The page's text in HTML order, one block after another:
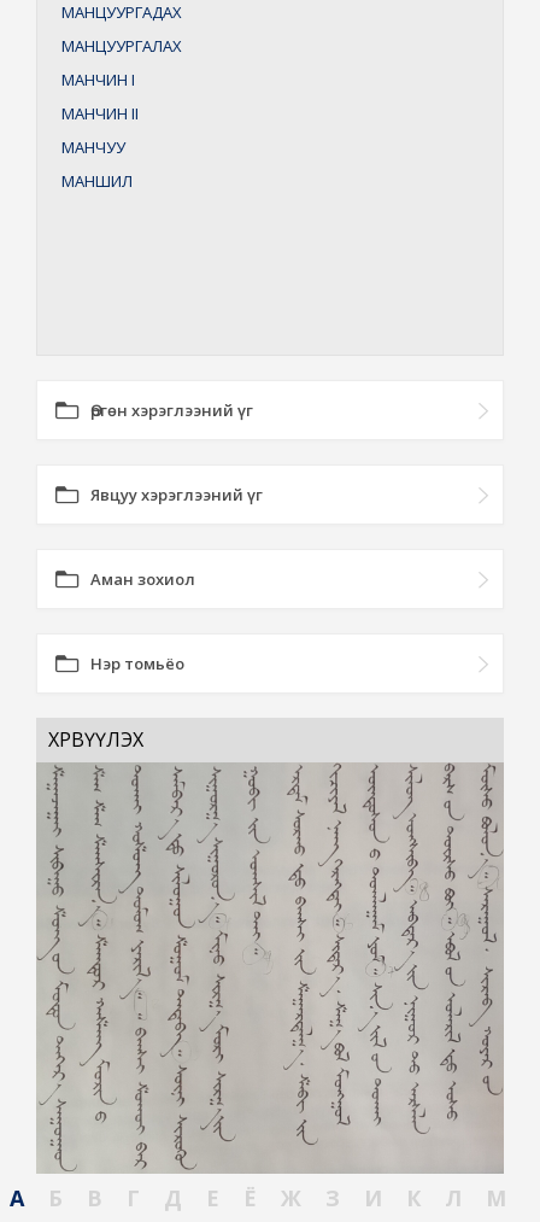
МАНЦУУРГАДАХ
МАНЦУУРГАЛАХ
МАНЧИН I
МАНЧИН II
МАНЧУУ
МАНШИЛ
Өргөн хэрэглээний үг
Явцуу хэрэглээний үг
Аман зохиол
Нэр томьёо
ХӨРВҮҮЛЭХ
А Б В Г Д Е Ё Ж З И К Л
М